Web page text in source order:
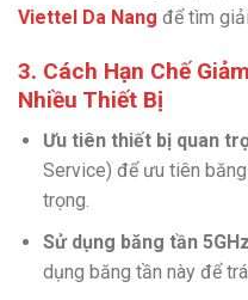
Viettel Da Nang để tìm
3. Cách Hạn Chế
Nhiều Thiết Bị
Ưu tiên thiết bị quan
Service) để ưu tiên
trọng.
Sử dụng băng tần 5GHz
dụng băng tần này để